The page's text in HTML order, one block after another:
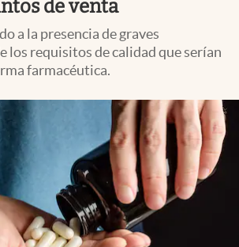
de venta
a la presencia de graves
los requisitos de calidad que serían
farmacéutica.